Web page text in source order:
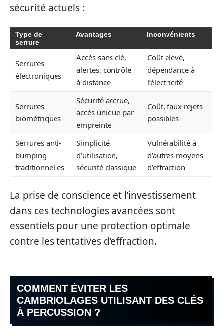
sécurité actuels :
Type de
serrure
Avantages Inconvénients
Serrures
électroniques
Accès sans clé,
alertes, contrôle
à distance
Coût élevé,
dépendance à
l’électricité
Serrures
biométriques
Sécurité accrue,
accès unique par
empreinte
Coût, faux rejets
possibles
Serrures anti-
bumping
traditionnelles
Simplicité
d’utilisation,
sécurité classique
Vulnérabilité à
d’autres moyens
d’effraction
La prise de conscience et l’investissement
dans ces technologies avancées sont
essentiels pour une protection optimale
contre les tentatives d’effraction.
COMMENT ÉVITER LES
CAMBRIOLAGES UTILISANT DES CLÉS
À PERCUSSION ?